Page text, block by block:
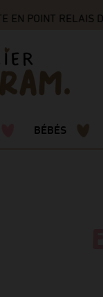
POINT RELAIS
BÉBÉS